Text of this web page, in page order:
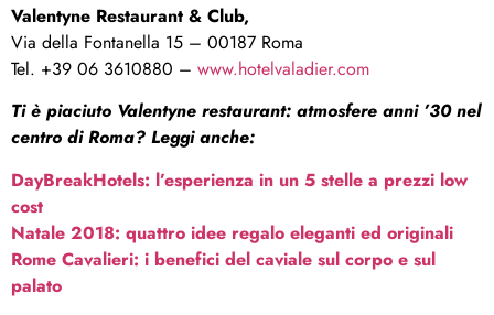
Valentyne Restaurant & Club,
Via della Fontanella 15 – 00187 Roma
Tel. +39 06 3610880 – www.hotelvaladier.com
Ti è piaciuto Valentyne restaurant: atmosfere anni ’30 nel
centro di Roma? Leggi anche:
DayBreakHotels: l’esperienza in un 5 stelle a prezzi low
cost
Natale 2018: quattro idee regalo eleganti ed originali
Rome Cavalieri: i benefici del caviale sul corpo e sul
palato